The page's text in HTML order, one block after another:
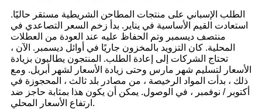
الطلب الإسباني على منتجات المطاحن الشريطية مستقر حاليًا.
استعادت القيم الأساسية في يناير. بدأ زخم السعر التصاعدي في
منتصف ديسمبر وتم الحفاظ عليه عند العودة من العطلات
المحلية. كان التزويد بالمخزون جاريًا في أوائل ديسمبر. الآن ،
تحتاج الشركات إلى إعادة الطلب. المنتجون يطالبون بزيادة
الأسعار لتسليم شهر مارس وحتى زيادة الأسعار لشهر أبريل. ومع
ذلك ، بدأت المواد الرخيصة ، من مصادر بلد ثالث ، المحجوزة في
أكتوبر / نوفمبر ، في الوصول. يمكن أن يكون هذا بمثابة حاجز ضد
ارتفاع الأسعار المحلي.